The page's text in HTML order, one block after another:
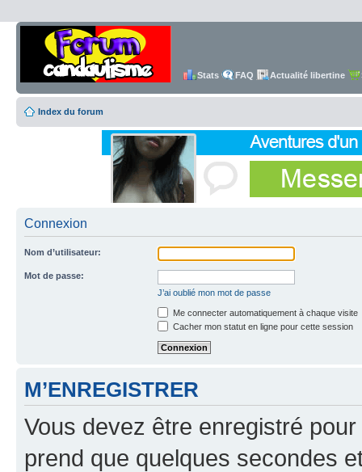
Stats FAQ Actualité libertine
Index du forum
Connexion
Nom d’utilisateur:
Mot de passe:
J’ai oublié mon mot de passe
Me connecter automatiquement à chaque visite
Cacher mon statut en ligne pour cette session
M’ENREGISTRER
Vous devez être enregistré
prend que quelques secondes